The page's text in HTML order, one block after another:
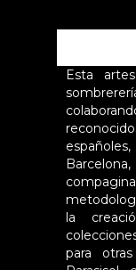
Esta
la
para